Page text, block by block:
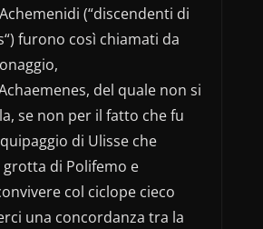
(“discendenti di
furono così chiamati da
del quale non si
se non per il fatto che fu
di Ulisse che
grotta di Polifemo e
col ciclope cieco
una concordanza tra la